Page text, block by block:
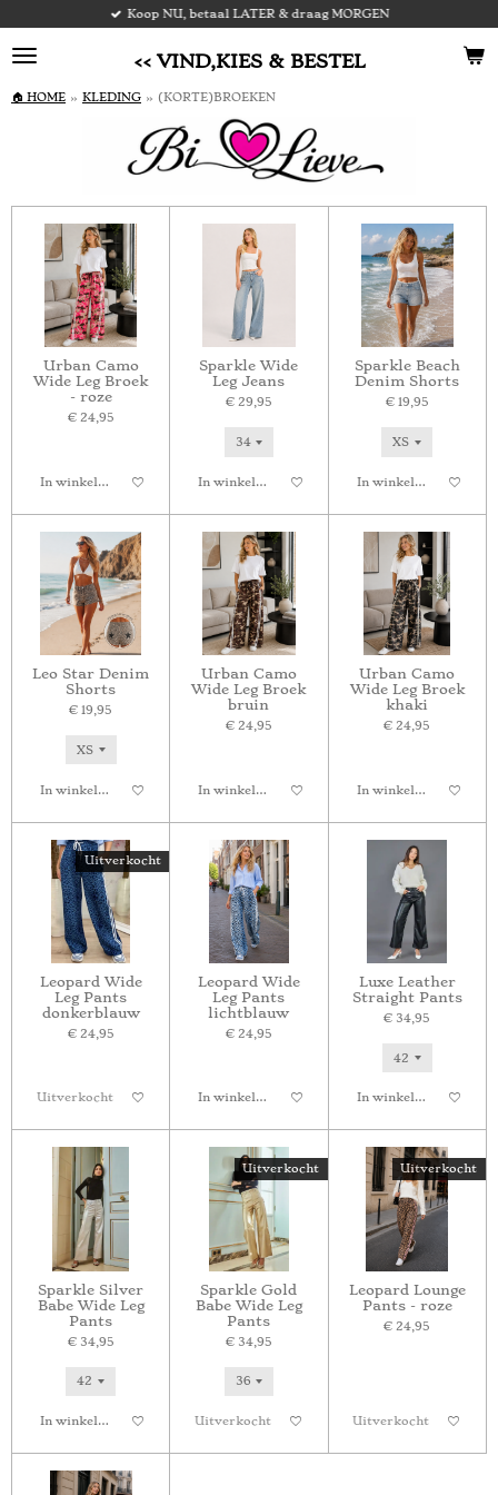
naar
<< VIND,KIES & BESTEL
Koop NU, betaal LATER & draag MORGEN
🏠 HOME » KLEDING » (KORTE)BROEKEN
Urban Camo
Wide Leg Broek
- roze
€ 24,95
In winkelwagen
Sparkle Wide
Leg Jeans
€ 29,95
In winkelwagen
Sparkle Beach
Denim Shorts
€ 19,95
In winkelwagen
Leo Star Denim
Shorts
€ 19,95
In winkelwagen
Urban Camo
Wide Leg Broek
bruin
€ 24,95
In winkelwagen
Urban Camo
Wide Leg Broek
khaki
€ 24,95
In winkelwagen
Uitverkocht
Leopard Wide
Leg Pants
donkerblauw
€ 24,95
Uitverkocht
Leopard Wide
Leg Pants
lichtblauw
€ 24,95
In winkelwagen
Luxe Leather
Straight Pants
€ 34,95
In winkelwagen
Sparkle Silver
Babe Wide Leg
Pants
€ 34,95
In winkelwagen
Uitverkocht
Sparkle Gold
Babe Wide Leg
Pants
€ 34,95
Uitverkocht
Uitverkocht
Leopard Lounge
Pants - roze
€ 24,95
Uitverkocht